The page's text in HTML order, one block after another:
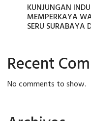
KUNJUNGAN
MEMPERKAYA
SERU SURABAYA
Recent
No comments to show.